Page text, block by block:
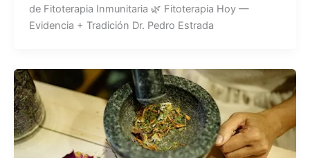
de Fitoterapia Inmunitaria 🌿 Fitoterapia Hoy —
Evidencia + Tradición Dr. Pedro Estrada